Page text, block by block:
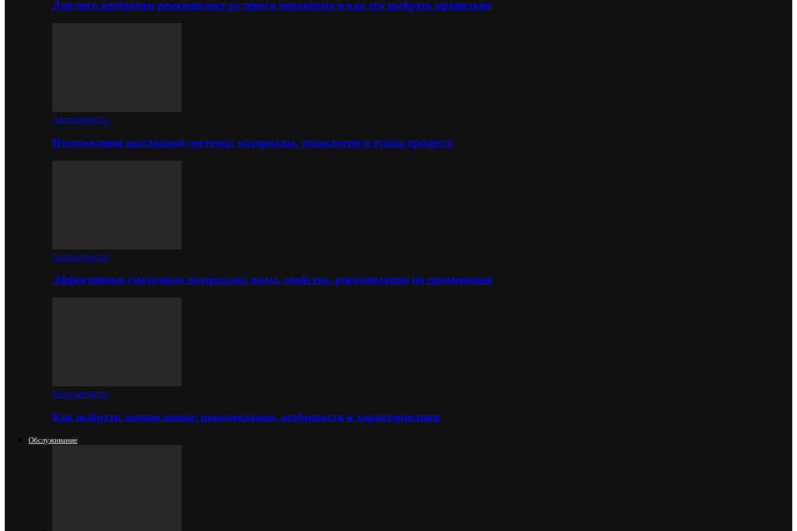
Для чего необходим ремкомплект рулевого механизма и как его выбрать правильно
Автозапчасти
Изготовление выхлопной системы: материалы, технологии и этапы процесса
Автозапчасти
Эффективные смазочные материалы: виды, свойства, рекомендации по применению
Автозапчасти
Как выбрать зимние шины: рекомендации, особенности и характеристики
Обслуживание